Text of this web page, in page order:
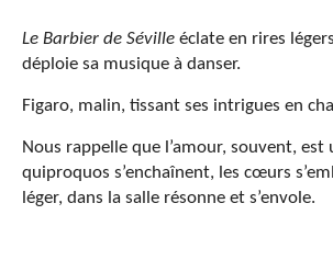
Le Barbier de Séville éclate en rires
déploie sa musique à danser.
Figaro, malin, tissant ses intrigues en
Nous rappelle que l’amour, souvent, est
quiproquos s’enchaînent, les cœurs
léger, dans la salle résonne et s’envole.